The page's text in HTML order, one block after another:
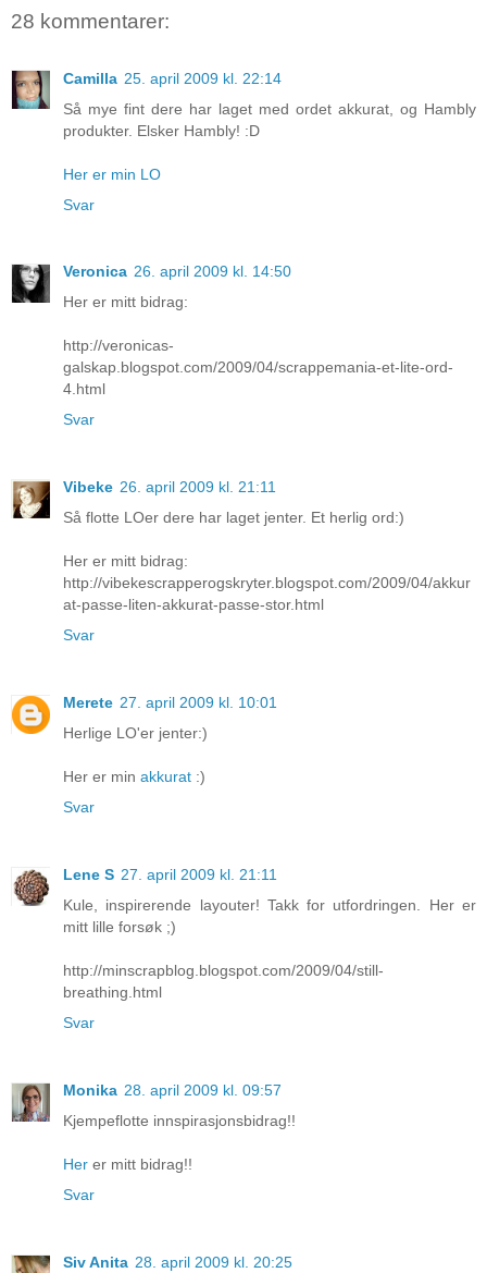
28 kommentarer:
Camilla 25. april 2009 kl. 22:14
Så mye fint dere har laget med ordet akkurat, og Hambly
produkter. Elsker Hambly! :D
Her er min LO
Svar
Veronica 26. april 2009 kl. 14:50
Her er mitt bidrag:
http://veronicas-
galskap.blogspot.com/2009/04/scrappemania-et-lite-ord-
4.html
Svar
Vibeke 26. april 2009 kl. 21:11
Så flotte LOer dere har laget jenter. Et herlig ord:)
Her er mitt bidrag:
http://vibekescrapperogskryter.blogspot.com/2009/04/akkur
at-passe-liten-akkurat-passe-stor.html
Svar
Merete 27. april 2009 kl. 10:01
Herlige LO'er jenter:)
Her er min akkurat :)
Svar
Lene S 27. april 2009 kl. 21:11
Kule, inspirerende layouter! Takk for utfordringen. Her er
mitt lille forsøk ;)
http://minscrapblog.blogspot.com/2009/04/still-
breathing.html
Svar
Monika 28. april 2009 kl. 09:57
Kjempeflotte innspirasjonsbidrag!!
Her er mitt bidrag!!
Svar
Siv Anita 28. april 2009 kl. 20:25